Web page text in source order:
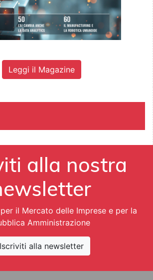
Leggi il Magazine
alla nostra
il Mercato delle Imprese e per la
Amministrazione
Iscriviti alla newsletter